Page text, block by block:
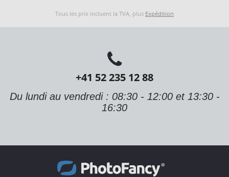
Tous les prix incluent la TVA, plus Expédition
+41 52 235 12 88
Du lundi au vendredi : 08:30 - 12:00 et 13:30 -
16:30